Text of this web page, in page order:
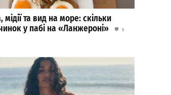
мідії та вид на море: скільки
у пабі на «Ланжероні»
1